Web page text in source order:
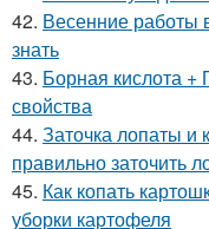
42. Весенние работы
знать
43. Борная кислота +
свойства
44. Заточка лопаты и
правильно заточить
45. Как копать
уборки картофеля